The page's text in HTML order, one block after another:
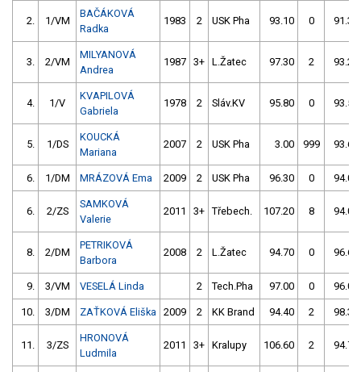
2. 1/VM
BAČÁKOVÁ
Radka
1983 2 USK Pha 93.10 0 91.30
3. 2/VM
MILYANOVÁ
Andrea
1987 3+ L.Žatec 97.30 2 93.20
4. 1/V
KVAPILOVÁ
Gabriela
1978 2 Sláv.KV 95.80 0 93.50
5. 1/DS
KOUCKÁ
Mariana
2007 2 USK Pha 3.00 999 93.60
6. 1/DM MRÁZOVÁ Ema 2009 2 USK Pha 96.30 0 94.00
6. 2/ZS
SAMKOVÁ
Valerie
2011 3+ Třebech. 107.20 8 94.00
8. 2/DM
PETRIKOVÁ
Barbora
2008 2 L.Žatec 94.70 0 96.60
9. 3/VM VESELÁ Linda 2 Tech.Pha 97.00 0 96.00
10. 3/DM ZAŤKOVÁ Eliška 2009 2 KK Brand 94.40 2 98.30
11. 3/ZS
HRONOVÁ
Ludmila
2011 3+ Kralupy 106.60 2 94.70